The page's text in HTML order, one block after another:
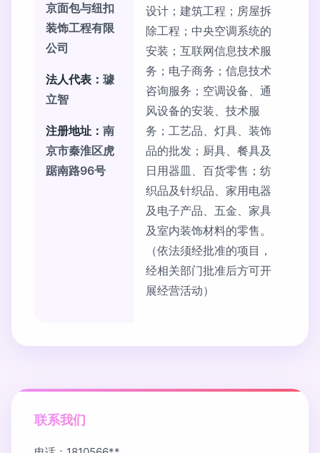
京面包与纽扣
装饰工程有限
公司
法人代表： 璩
立智
注册地址： 南
京市秦淮区虎
踞南路96号
设计；建筑工程；房屋拆
除工程；中央空调系统的
安装；互联网信息技术服
务；电子商务；信息技术
咨询服务；空调设备、通
风设备的安装、技术服
务；工艺品、灯具、装饰
品的批发；厨具、餐具及
日用器皿、百货零售；纺
织品及针织品、家用电器
及电子产品、五金、家具
及室内装饰材料的零售。
（依法须经批准的项目，
经相关部门批准后方可开
展经营活动）
联系我们